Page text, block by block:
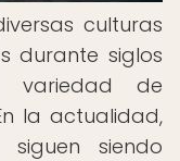
culturas
durante siglos
de
la actualidad,
siendo